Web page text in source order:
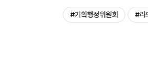
#기획행정위원회 #라